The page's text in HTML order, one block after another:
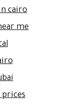
cairo
me
prices